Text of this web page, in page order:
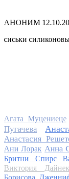
АНОНИМ
сиськи
Агата Муцениеце
Пугачева
Анастасия
Ани Лорак Анна
Бритни Спирс
Виктория
Борисова